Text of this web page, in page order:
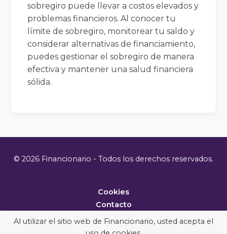
sobregiro puede llevar a costos elevados y
problemas financieros. Al conocer tu
límite de sobregiro, monitorear tu saldo y
considerar alternativas de financiamiento,
puedes gestionar el sobregiro de manera
efectiva y mantener una salud financiera
sólida.
© 2026 Financionario - Todos los derechos reservados.
Cookies
Contacto
Metodología
Al utilizar el sitio web de Financionario, usted acepta el